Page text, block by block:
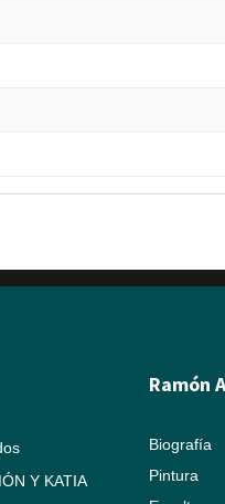
Y KATIA
Ramón
Biografía
Pintura